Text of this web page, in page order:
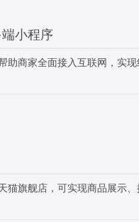
小程序
助商家全面接入互联网，实
猫旗舰店，可实现商品展示